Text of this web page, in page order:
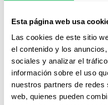
Esta página web usa
Las cookies de este sitio
el contenido y los
sociales y analizar el
información sobre el uso
nuestros partners de
web, quienes pueden
informativo
Descubra cómo
empresa.